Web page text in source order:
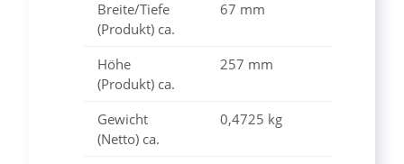
Breite/Tiefe
(Produkt) ca.
67 mm
Höhe
(Produkt) ca.
257 mm
Gewicht
(Netto) ca.
0,4725 kg